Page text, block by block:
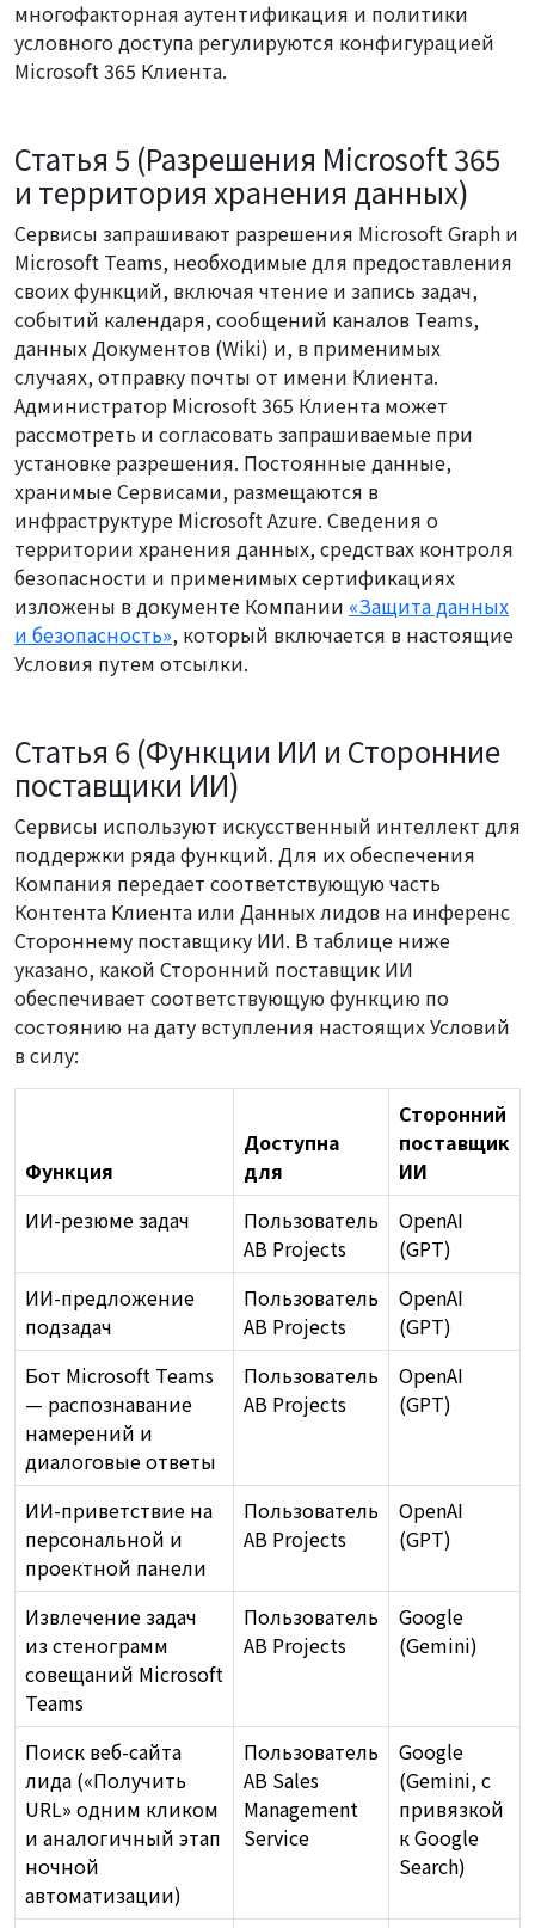
многофакторная аутентификация и политики
условного доступа регулируются конфигурацией
Microsoft 365 Клиента.
Статья 5 (Разрешения Microsoft 365
и территория хранения данных)
Сервисы запрашивают разрешения Microsoft Graph и
Microsoft Teams, необходимые для предоставления
своих функций, включая чтение и запись задач,
событий календаря, сообщений каналов Teams,
данных Документов (Wiki) и, в применимых
случаях, отправку почты от имени Клиента.
Администратор Microsoft 365 Клиента может
рассмотреть и согласовать запрашиваемые при
установке разрешения. Постоянные данные,
хранимые Сервисами, размещаются в
инфраструктуре Microsoft Azure. Сведения о
территории хранения данных, средствах контроля
безопасности и применимых сертификациях
изложены в документе Компании «Защита данных
и безопасность», который включается в настоящие
Условия путем отсылки.
Статья 6 (Функции ИИ и Сторонние
поставщики ИИ)
Сервисы используют искусственный интеллект для
поддержки ряда функций. Для их обеспечения
Компания передает соответствующую часть
Контента Клиента или Данных лидов на инференс
Стороннему поставщику ИИ. В таблице ниже
указано, какой Сторонний поставщик ИИ
обеспечивает соответствующую функцию по
состоянию на дату вступления настоящих Условий
в силу:
Функция
Доступна
для
Сторонний
поставщик
ИИ
ИИ-резюме задач
Пользователь
AB Projects
OpenAI
(GPT)
ИИ-предложение
подзадач
Пользователь
AB Projects
OpenAI
(GPT)
Бот Microsoft Teams
— распознавание
намерений и
диалоговые ответы
Пользователь
AB Projects
OpenAI
(GPT)
ИИ-приветствие на
персональной и
проектной панели
Пользователь
AB Projects
OpenAI
(GPT)
Извлечение задач
из стенограмм
совещаний Microsoft
Teams
Пользователь
AB Projects
Google
(Gemini)
Поиск веб-сайта
лида («Получить
URL» одним кликом
и аналогичный этап
ночной
автоматизации)
Пользователь
AB Sales
Management
Service
Google
(Gemini, с
привязкой
к Google
Search)